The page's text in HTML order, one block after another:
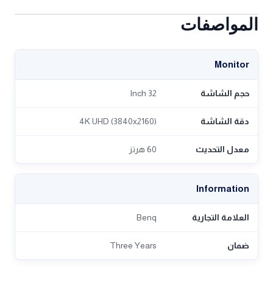
المواصفات
Monitor
حجم الشاشة 32 Inch
دقة الشاشة 4K UHD (3840x2160)
معدل التحديث 60 هرتز
Information
العلامة التجارية Benq
ضمان Three Years